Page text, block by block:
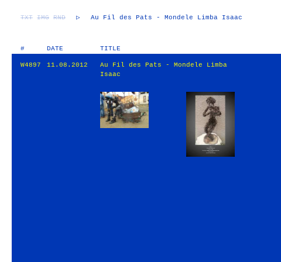
TXT IMG RND ▷ Au Fil des Pats - Mondele Limba Isaac
# DATE TITLE
W4897 11.08.2012
Au Fil des Pats - Mondele Limba
Isaac